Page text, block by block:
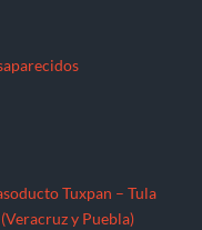
Tuxpan – Tula
y Puebla)